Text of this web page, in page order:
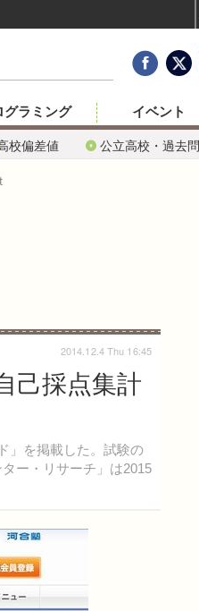
校偏差値 公立高校・過去問
グラミング イベント
己採点集計
」を掲載した。試験の
ー・リサーチ」は2015
2014.12.4 Thu 16:45